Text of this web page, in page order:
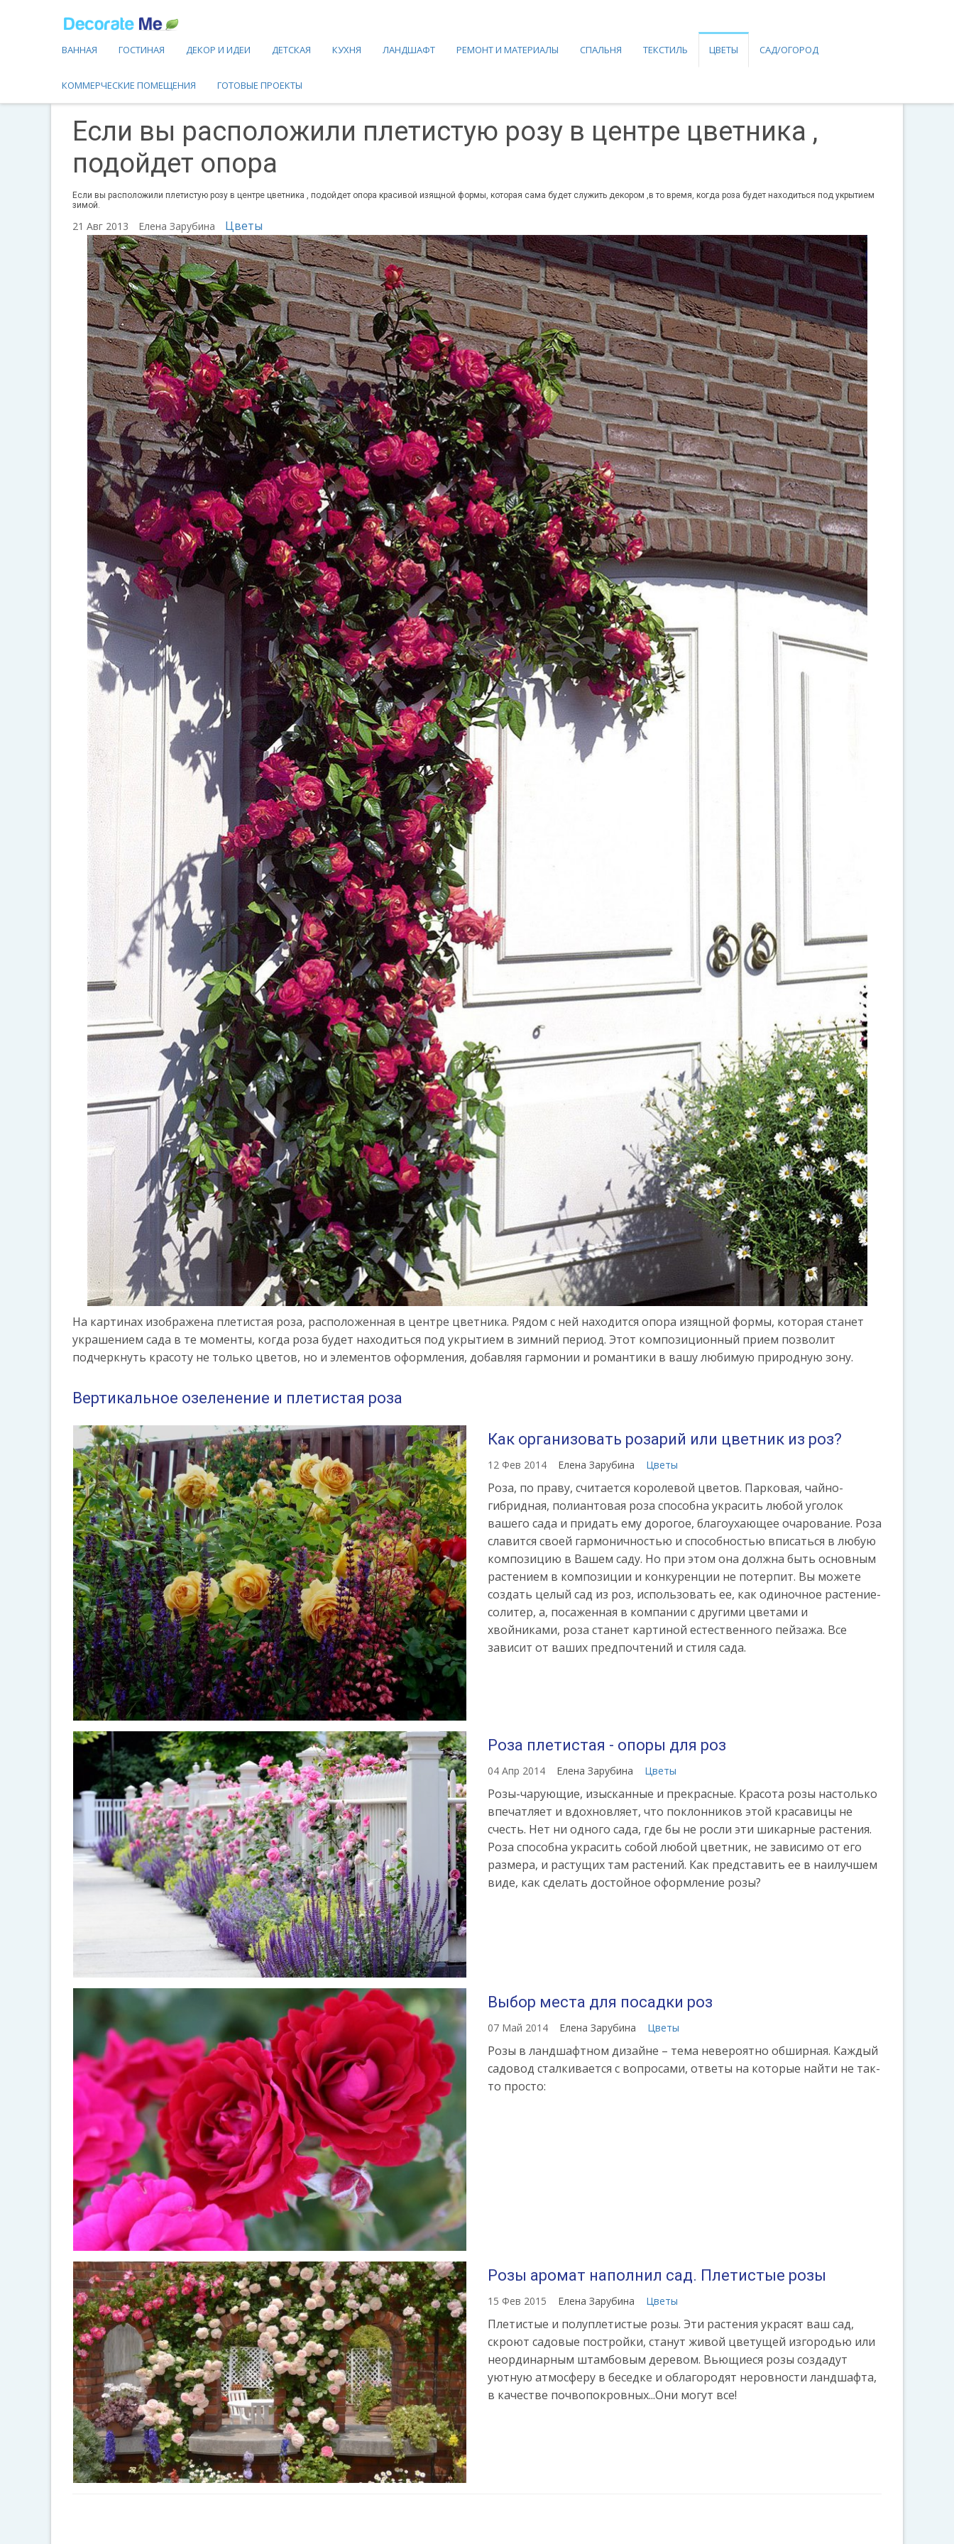
ВАННАЯ ГОСТИНАЯ ДЕКОР И ИДЕИ ДЕТСКАЯ КУХНЯ ЛАНДШАФТ РЕМОНТ И МАТЕРИАЛЫ СПАЛЬНЯ ТЕКСТИЛЬ ЦВЕТЫ САД/ОГОРОД
КОММЕРЧЕСКИЕ ПОМЕЩЕНИЯ ГОТОВЫЕ ПРОЕКТЫ
Если вы расположили плетистую розу в центре цветника ,
подойдет опора
Если вы расположили плетистую розу в центре цветника , подойдет опора красивой изящной формы, которая сама будет служить декором ,в то время, когда роза будет находиться под укрытием
зимой.
21 Авг 2013 Елена Зарубина Цветы
На картинах изображена плетистая роза, расположенная в центре цветника. Рядом с ней находится опора изящной формы, которая станет
украшением сада в те моменты, когда роза будет находиться под укрытием в зимний период. Этот композиционный прием позволит
подчеркнуть красоту не только цветов, но и элементов оформления, добавляя гармонии и романтики в вашу любимую природную зону.
Вертикальное озеленение и плетистая роза
Как организовать розарий или цветник из роз?
12 Фев 2014 Елена Зарубина Цветы
Роза, по праву, считается королевой цветов. Парковая, чайно-
гибридная, полиантовая роза способна украсить любой уголок
вашего сада и придать ему дорогое, благоухающее очарование. Роза
славится своей гармоничностью и способностью вписаться в любую
композицию в Вашем саду. Но при этом она должна быть основным
растением в композиции и конкуренции не потерпит. Вы можете
создать целый сад из роз, использовать ее, как одиночное растение-
солитер, а, посаженная в компании с другими цветами и
хвойниками, роза станет картиной естественного пейзажа. Все
зависит от ваших предпочтений и стиля сада.
Роза плетистая - опоры для роз
04 Апр 2014 Елена Зарубина Цветы
Розы-чарующие, изысканные и прекрасные. Красота розы настолько
впечатляет и вдохновляет, что поклонников этой красавицы не
счесть. Нет ни одного сада, где бы не росли эти шикарные растения.
Роза способна украсить собой любой цветник, не зависимо от его
размера, и растущих там растений. Как представить ее в наилучшем
виде, как сделать достойное оформление розы?
Выбор места для посадки роз
07 Май 2014 Елена Зарубина Цветы
Розы в ландшафтном дизайне – тема невероятно обширная. Каждый
садовод сталкивается с вопросами, ответы на которые найти не так-
то просто:
Розы аромат наполнил сад. Плетистые розы
15 Фев 2015 Елена Зарубина Цветы
Плетистые и полуплетистые розы. Эти растения украсят ваш сад,
скроют садовые постройки, станут живой цветущей изгородью или
неординарным штамбовым деревом. Вьющиеся розы создадут
уютную атмосферу в беседке и облагородят неровности ландшафта,
в качестве почвопокровных...Они могут все!